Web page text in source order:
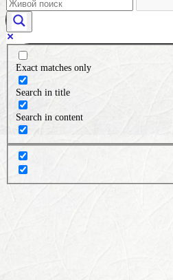
Exact matches only
Search in title
Search in content